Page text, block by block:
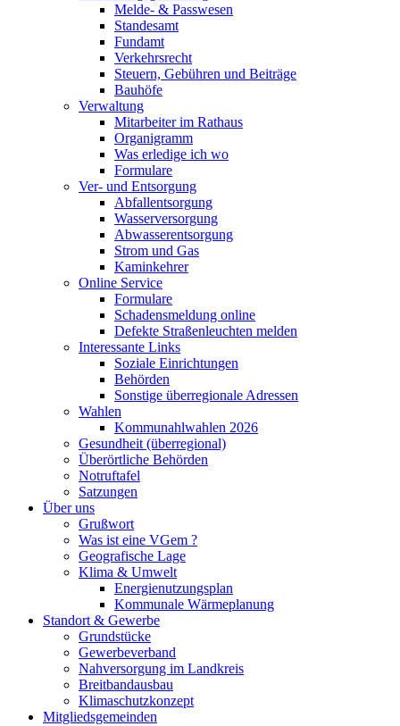
Melde- & Passwesen
Standesamt
Fundamt
Verkehrsrecht
Steuern, Gebühren und Beiträge
Bauhöfe
Verwaltung
Mitarbeiter im Rathaus
Organigramm
Was erledige ich wo
Formulare
Ver- und Entsorgung
Abfallentsorgung
Wasserversorgung
Abwasserentsorgung
Strom und Gas
Kaminkehrer
Online Service
Formulare
Schadensmeldung online
Defekte Straßenleuchten melden
Interessante Links
Soziale Einrichtungen
Behörden
Sonstige überregionale Adressen
Wahlen
Kommunahlwahlen 2026
Gesundheit (überregional)
Überörtliche Behörden
Notruftafel
Satzungen
Über uns
Grußwort
Was ist eine VGem ?
Geografische Lage
Klima & Umwelt
Energienutzungsplan
Kommunale Wärmeplanung
Standort & Gewerbe
Grundstücke
Gewerbeverband
Nahversorgung im Landkreis
Breitbandausbau
Klimaschutzkonzept
Mitgliedsgemeinden